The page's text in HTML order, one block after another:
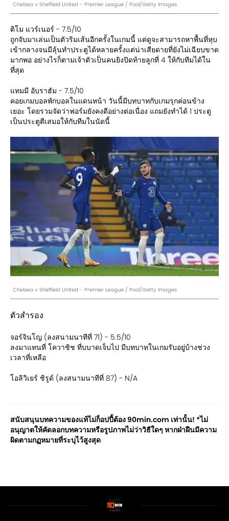
Chelsea v Sheffield United - Premier League / Pool/Getty Images
ติโม แวร์เนอร์ - 7.5/10
ถูกจับมาเล่นเป็นตัวริมเส้นอีกครั้งในเกมนี้ แต่ดูจะสามารถหาพื้นที่หุบ
เข้ากลางจนมีลุ้นทำประตูได้หลายครั้งแต่น่าเสียดายที่ยังไม่เฉียบขาด
มากพอ อย่างไรก็ตามเจ้าตัวเป็นคนยิงปิดท้ายลูกที่ 4 ให้กับทีมได้ใน
ที่สุด
แทมมี อับราฮัม - 7.5/10
คอยเกมบอลพักบอลในแดนหน้า วันนี้มีบทบาทกับเกมรุกค่อนข้าง
เยอะ โดยรวมจัดว่าฟอร์มยังคงดีอย่างต่อเนื่อง แถมยังทำได้ 1 ประตู
เป็นประตูตีเสมอให้กับทีมในนัดนี้
Chelsea v Sheffield United - Premier League / Pool/Getty Images
ตัวสำรอง
จอร์จินโญ (ลงสนามนาทีที่ 71) - 5.5/10
ลงมาแทนที่ โควาชิช ที่บบาดเจ็บไป มีบทบาทในเกมรับอยู่บ้างช่วง
เวลาที่เหลือ
โอลิวิเยร์ ชิรูด์ (ลงสนามนาทีที่ 87) - N/A
สนับสนุนบทความของแท้ไม่ก็อปปี้ต้อง 90min.com เท่านั้น! *ไม่
อนุญาตให้คัดลอกบทความหรือรูปภาพไม่ว่าวิธีใดๆ หากฝ่าฝืนมีความ
ผิดตามกฏหมายที่ระบุไว้สูงสุด